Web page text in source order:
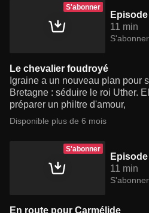
S'abonner
11 min
S'abonner
Le chevalier foudroyé
Igraine a un nouveau plan pour
Bretagne : séduire le roi Uther.
préparer un philtre d'amour,
Disponible plus de 6 mois
S'abonner
11 min
S'abonner
En route pour Carmélide